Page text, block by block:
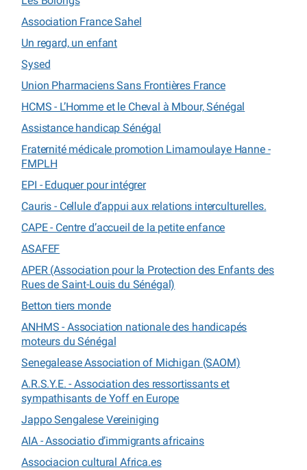
Association France Sahel
Un regard, un enfant
Sysed
Union Pharmaciens Sans Frontières France
HCMS - L’Homme et le Cheval à Mbour, Sénégal
Assistance handicap Sénégal
Fraternité médicale promotion Limamoulaye Hanne -
FMPLH
EPI - Eduquer pour intégrer
Cauris - Cellule d’appui aux relations interculturelles.
CAPE - Centre d’accueil de la petite enfance
ASAFEF
APER (Association pour la Protection des Enfants des
Rues de Saint-Louis du Sénégal)
Betton tiers monde
ANHMS - Association nationale des handicapés
moteurs du Sénégal
Senegalease Association of Michigan (SAOM)
A.R.S.Y.E. - Association des ressortissants et
sympathisants de Yoff en Europe
Jappo Sengalese Vereiniging
AIA - Associatio d’immigrants africains
Associacion cultural Africa.es